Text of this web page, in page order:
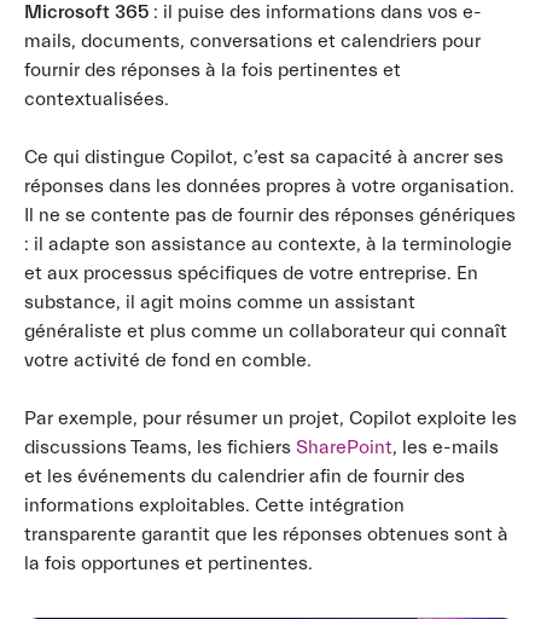
Microsoft 365 : il puise des informations dans vos e-
mails, documents, conversations et calendriers pour
fournir des réponses à la fois pertinentes et
contextualisées.
Ce qui distingue Copilot, c’est sa capacité à ancrer ses
réponses dans les données propres à votre organisation.
Il ne se contente pas de fournir des réponses génériques
: il adapte son assistance au contexte, à la terminologie
et aux processus spécifiques de votre entreprise. En
substance, il agit moins comme un assistant
généraliste et plus comme un collaborateur qui connaît
votre activité de fond en comble.
Par exemple, pour résumer un projet, Copilot exploite les
discussions Teams, les fichiers SharePoint, les e-mails
et les événements du calendrier afin de fournir des
informations exploitables. Cette intégration
transparente garantit que les réponses obtenues sont à
la fois opportunes et pertinentes.